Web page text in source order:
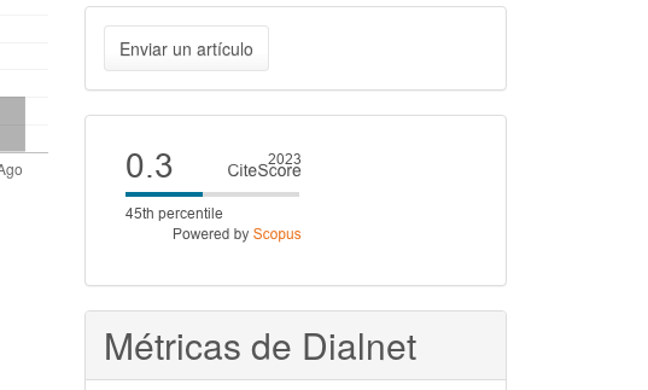
Enviar
un
artículo
Enviar un artículo
Cite
score
Métricas de Dialnet